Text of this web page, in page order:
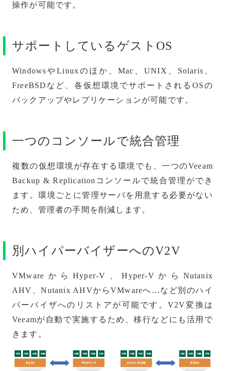
操作が可能です。
サポートしているゲストOS
WindowsやLinuxのほか、Mac、UNIX、Solaris、
FreeBSDなど、各仮想環境でサポートされるOSの
バックアップやレプリケーションが可能です。
一つのコンソールで統合管理
複数の仮想環境が存在する環境でも、一つのVeeam
Backup & Replicationコンソールで統合管理ができ
ます。環境ごとに管理サーバを用意する必要がない
ため、管理者の手間を削減します。
別ハイパーバイザーへのV2V
VMwareからHyper-V、Hyper-VからNutanix
AHV、Nutanix AHVからVMwareへ…など別のハイ
パーバイザへのリストアが可能です。V2V変換は
Veeamが自動で実施するため、移行などにも活用で
きます。